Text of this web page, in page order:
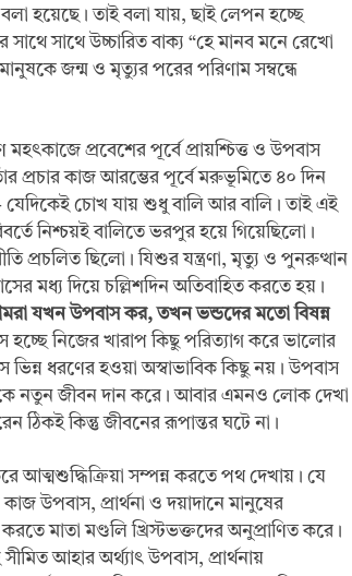
হয়েছে। তাই বলা যায়, ছাই লেপন হচ্ছে
সাথে সাথে উচ্চারিত বাক্য “হে মানব মনে রেখো
জন্ম ও মৃত্যুর পরের পরিণাম সম্বন্ধে
প্রবেশের পূর্বে প্রায়শ্চিত্ত ও উপবাস
প্রচার কাজ আরম্ভের পূর্বে মরুভূমিতে ৪০ দিন
চোখ যায় শুধু বালি আর বালি। তাই এই
নিশ্চয়ই বালিতে ভরপুর হয়ে গিয়েছিলো।
প্রচলিত ছিলো। যিশুর যন্ত্রণা, মৃত্যু ও পুনরুত্থান
মধ্য দিয়ে চল্লিশদিন অতিবাহিত করতে হয়।
যখন উপবাস কর, তখন ভন্ডদের মতো বিষন্ন
নিজের খারাপ কিছু পরিত্যাগ করে ভালোর
ভিন্ন ধরণের হওয়া অস্বাভাবিক কিছু নয়। উপবাস
নতুন জীবন দান করে। আবার এমনও লোক দেখা
ঠিকই কিন্তু জীবনের রূপান্তর ঘটে না।
আত্মশুদ্ধিক্রিয়া সম্পন্ন করতে পথ দেখায়। যে
উপবাস, প্রার্থনা ও দয়াদানে মানুষের
মাতা মণ্ডলি খ্রিস্টভক্তদের অনুপ্রাণিত করে।
আহার অর্থ্যাৎ উপবাস, প্রার্থনায়